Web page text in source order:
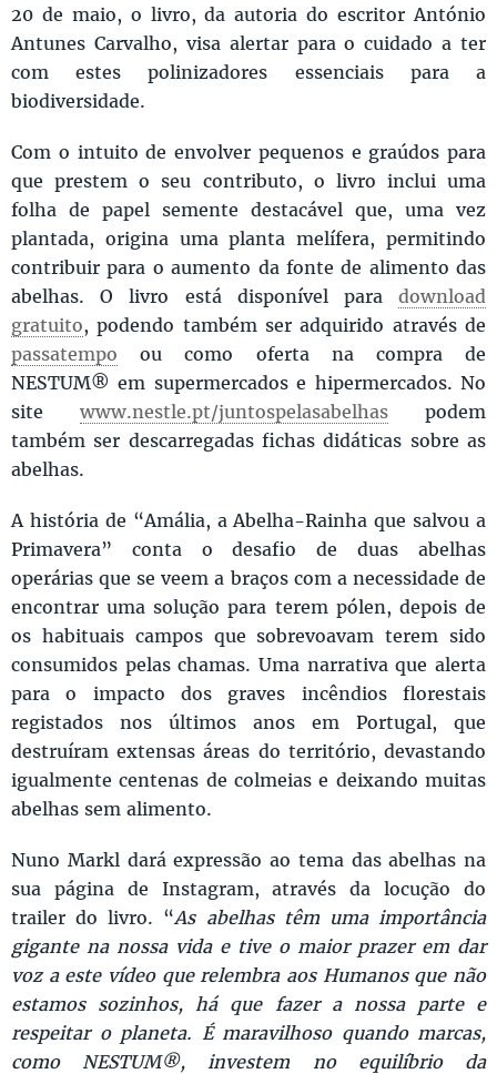
20 de maio, o livro, da autoria do escritor António
Antunes Carvalho, visa alertar para o cuidado a ter
com estes polinizadores essenciais para a
biodiversidade.
Com o intuito de envolver pequenos e graúdos para
que prestem o seu contributo, o livro inclui uma
folha de papel semente destacável que, uma vez
plantada, origina uma planta melífera, permitindo
contribuir para o aumento da fonte de alimento das
abelhas. O livro está disponível para download
gratuito, podendo também ser adquirido através de
passatempo ou como oferta na compra de
NESTUM® em supermercados e hipermercados. No
site www.nestle.pt/juntospelasabelhas podem
também ser descarregadas fichas didáticas sobre as
abelhas.
A história de “Amália, a Abelha-Rainha que salvou a
Primavera” conta o desafio de duas abelhas
operárias que se veem a braços com a necessidade de
encontrar uma solução para terem pólen, depois de
os habituais campos que sobrevoavam terem sido
consumidos pelas chamas. Uma narrativa que alerta
para o impacto dos graves incêndios florestais
registados nos últimos anos em Portugal, que
destruíram extensas áreas do território, devastando
igualmente centenas de colmeias e deixando muitas
abelhas sem alimento.
Nuno Markl dará expressão ao tema das abelhas na
sua página de Instagram, através da locução do
trailer do livro. “As abelhas têm uma importância
gigante na nossa vida e tive o maior prazer em dar
voz a este vídeo que relembra aos Humanos que não
estamos sozinhos, há que fazer a nossa parte e
respeitar o planeta. É maravilhoso quando marcas,
como NESTUM®, investem no equilíbrio da